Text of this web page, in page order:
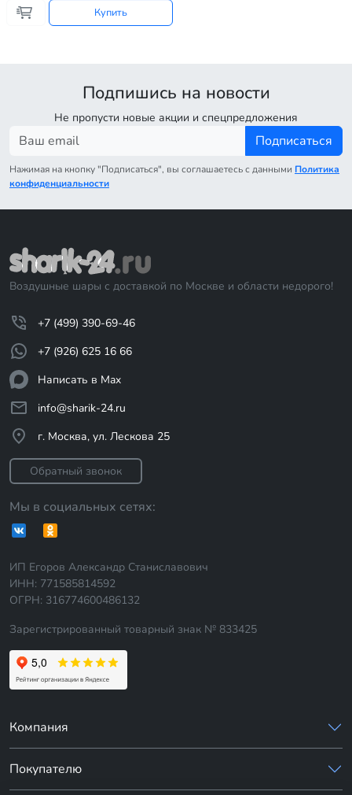
Купить
Подпишись на новости
Не пропусти новые акции и спецпредложения
Подписаться
Нажимая на кнопку "Подписаться", вы соглашаетесь с данными Политика
конфиденциальности
Воздушные шары с доставкой по Москве и области недорого!
+7 (499) 390-69-46
+7 (926) 625 16 66
Написать в Max
info@sharik-24.ru
г. Москва, ул. Лескова 25
Обратный звонок
Мы в социальных сетях:
ИП Егоров Александр Станиславович
ИНН: 771585814592
ОГРН: 316774600486132
Зарегистрированный товарный знак № 833425
Компания
Покупателю